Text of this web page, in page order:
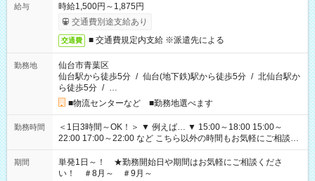
給与
時給1,500円～1,875円
交通費別途支給あり
交通費 ■ 交通費規定内支給 ※派遣先による
勤務地
仙台市青葉区
仙台駅から徒歩5分 / 仙台(地下鉄)駅から徒歩5分 / 北仙台駅か
ら徒歩5分 / …
■物流センターなど ■勤務地選べます
勤務時間
＜1日3時間～OK！＞ ▼ 例えば… ▼ 15:00～18:00 15:00～
22:00 17:00～22:00 など こちら以外の時間もお気軽にご相談く
ださい！
期間
単発1日～！ ★勤務開始日や期間はお気軽にご相談くださ
い！ ＃8月～ ＃9月～